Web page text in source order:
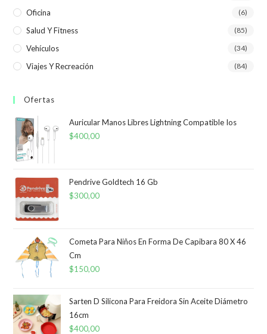
Oficina (6)
Salud Y Fitness (85)
Vehículos (34)
Viajes Y Recreación (84)
Ofertas
Auricular Manos Libres Lightning Compatible Ios
$400,00
Pendrive Goldtech 16 Gb
$300,00
Cometa Para Niños En Forma De Capibara 80 X 46
Cm
$150,00
Sarten D Silicona Para Freidora Sin Aceite Diámetro
16cm
$400,00